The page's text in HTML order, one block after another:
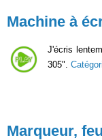
Machine à
J'écris
305".
Marqueur,